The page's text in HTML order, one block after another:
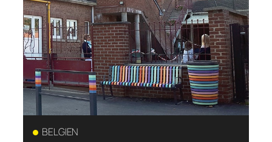
BELGIEN